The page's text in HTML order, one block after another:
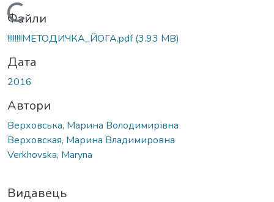
Вантажиться...
Файли
!!!!!!!!МЕТОДИЧКА_ЙОГА.pdf(3.93 MB)
Дата
2016
Автори
Верховська, Марина Володимирівна
Верховская, Марина Владимировна
Verkhovska, Maryna
Видавець